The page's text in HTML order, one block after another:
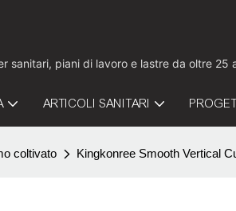
sanitari, piani di lavoro e lastre da oltre
ARTICOLI SANITARI
coltivato Kingkonree Smooth Vertical